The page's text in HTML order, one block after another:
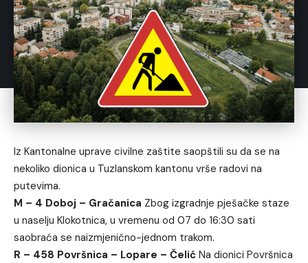
Iz Kantonalne uprave civilne zaštite saopštili su da se na
nekoliko dionica u Tuzlanskom kantonu vrše radovi na
putevima.
M – 4 Doboj – Gračanica Zbog izgradnje pješačke staze
u naselju Klokotnica, u vremenu od 07 do 16:30 sati
saobraća se naizmjenično-jednom trakom.
R – 458 Površnica – Lopare – Čelić Na dionici Površnica